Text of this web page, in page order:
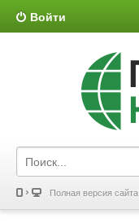
Войти
Полная версия сайта